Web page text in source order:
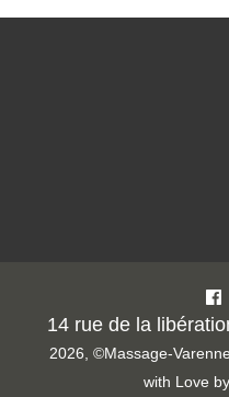
14 rue de la
2026, ©Massage-
with Love by